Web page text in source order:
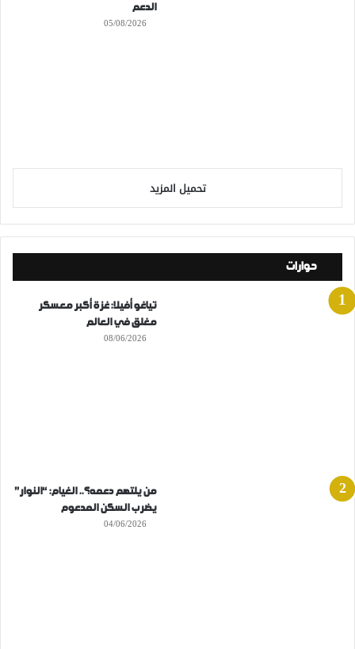
الدعم
05/08/2026
تحميل المزيد
حوارات
تياغو أفيلا: غزة أكبر معسكر
مغلق في العالم
08/06/2026
من يلتهم دعمه؟.. الغيام: “النوار”
يضرب السكن المدعوم
04/06/2026